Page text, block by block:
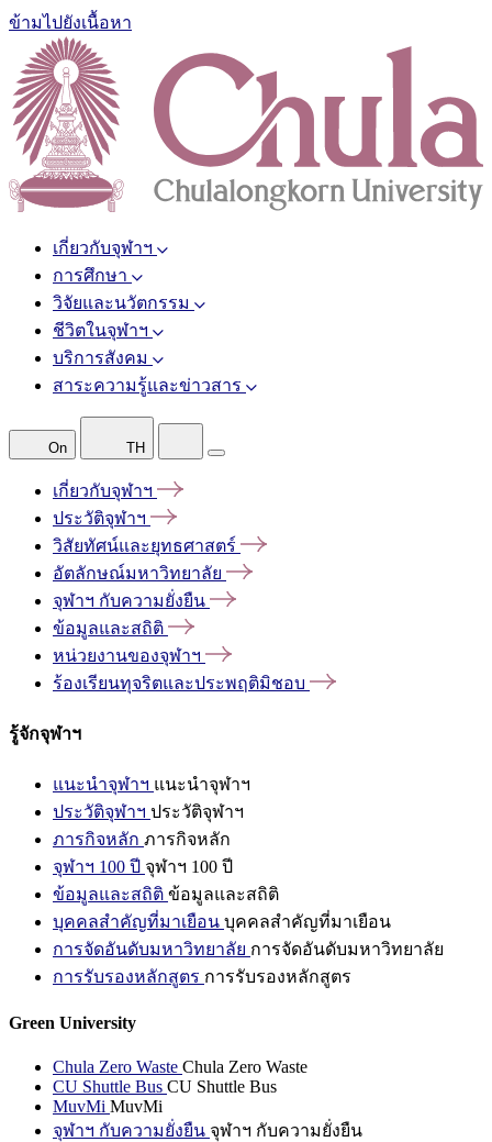
ข้ามไปยังเนื้อหา
เกี่ยวกับจุฬาฯ
การศึกษา
วิจัยและนวัตกรรม
ชีวิตในจุฬาฯ
บริการสังคม
สาระความรู้และข่าวสาร
On TH
เกี่ยวกับจุฬาฯ
ประวัติจุฬาฯ
วิสัยทัศน์และยุทธศาสตร์
อัตลักษณ์มหาวิทยาลัย
จุฬาฯ กับความยั่งยืน
ข้อมูลและสถิติ
หน่วยงานของจุฬาฯ
ร้องเรียนทุจริตและประพฤติมิชอบ
รู้จักจุฬาฯ
แนะนำจุฬาฯ แนะนำจุฬาฯ
ประวัติจุฬาฯ ประวัติจุฬาฯ
ภารกิจหลัก ภารกิจหลัก
จุฬาฯ 100 ปี จุฬาฯ 100 ปี
ข้อมูลและสถิติ ข้อมูลและสถิติ
บุคคลสำคัญที่มาเยือน บุคคลสำคัญที่มาเยือน
การจัดอันดับมหาวิทยาลัย การจัดอันดับมหาวิทยาลัย
การรับรองหลักสูตร การรับรองหลักสูตร
Green University
Chula Zero Waste Chula Zero Waste
CU Shuttle Bus CU Shuttle Bus
MuvMi MuvMi
จุฬาฯ กับความยั่งยืน จุฬาฯ กับความยั่งยืน